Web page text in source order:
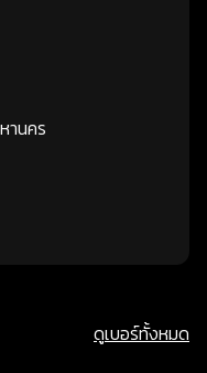
านคร
ดูเบอร์ทั้งหมด